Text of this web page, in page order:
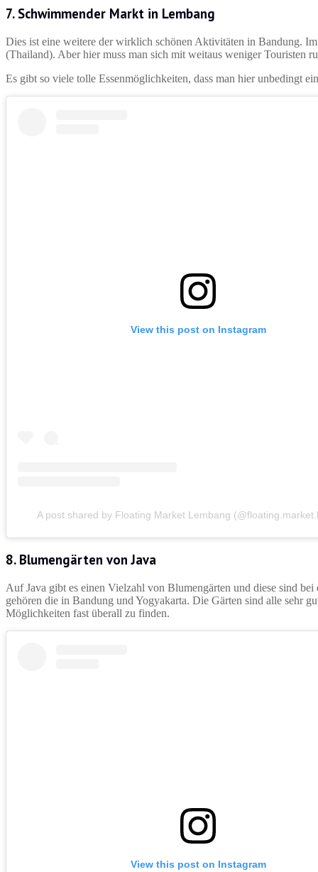
7. Schwimmender Markt in Lembang
Dies ist eine weitere der wirklich schönen Aktivitäten in Bandung.
(Thailand). Aber hier muss man sich mit weitaus weniger Touristen
Es gibt so viele tolle Essenmöglichkeiten, dass man hier unbedingt
View this post on Instagram
A post shared by Floating Market Lembang
8. Blumengärten von Java
Auf Java gibt es einen Vielzahl von Blumengärten und diese sind
gehören die in Bandung und Yogyakarta. Die Gärten sind alle sehr
Möglichkeiten fast überall zu finden.
View this post on Instagram